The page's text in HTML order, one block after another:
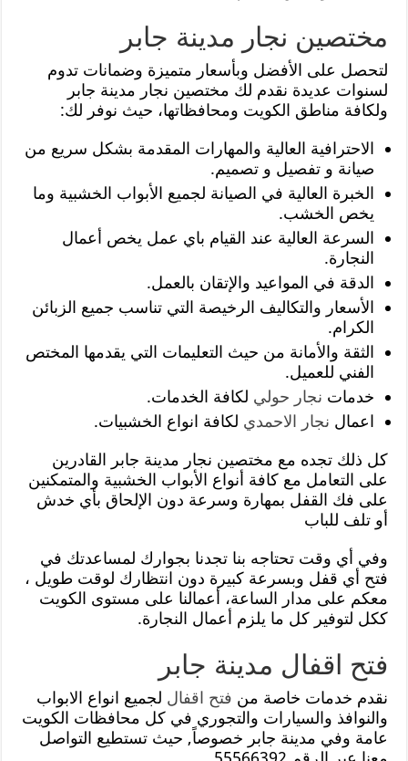
مختصين نجار مدينة جابر
لتحصل على الأفضل وبأسعار متميزة وضمانات تدوم
لسنوات عديدة نقدم لك مختصين نجار مدينة جابر
ولكافة مناطق الكويت ومحافظاتها، حيث نوفر لك:
الاحترافية العالية والمهارات المقدمة بشكل سريع من
صيانة و تفصيل و تصميم.
الخبرة العالية في الصيانة لجميع الأبواب الخشبية وما
يخص الخشب.
السرعة العالية عند القيام باي عمل يخص أعمال
النجارة.
الدقة في المواعيد والإتقان بالعمل.
الأسعار والتكاليف الرخيصة التي تناسب جميع الزبائن
الكرام.
الثقة والأمانة من حيث التعليمات التي يقدمها المختص
الفني للعميل.
خدمات نجار حولي لكافة الخدمات.
اعمال نجار الاحمدي لكافة انواع الخشبيات.
كل ذلك تجده مع مختصين نجار مدينة جابر القادرين
على التعامل مع كافة أنواع الأبواب الخشبية والمتمكنين
على فك القفل بمهارة وسرعة دون الإلحاق بأي خدش
أو تلف للباب
وفي أي وقت تحتاجه بنا تجدنا بجوارك لمساعدتك في
فتح أي قفل وبسرعة كبيرة دون انتظارك لوقت طويل ،
معكم على مدار الساعة، أعمالنا على مستوى الكويت
ككل لتوفير كل ما يلزم أعمال النجارة.
فتح اقفال مدينة جابر
نقدم خدمات خاصة من فتح اقفال لجميع انواع الابواب
والنوافذ والسيارات والتجوري في كل محافظات الكويت
عامة وفي مدينة جابر خصوصاً, حيث تستطيع التواصل